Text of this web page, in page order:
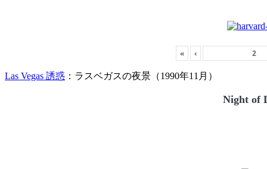
« ‹
Las Vegas 誘惑 ：ラスベガスの夜景（1990年11月）
Night of